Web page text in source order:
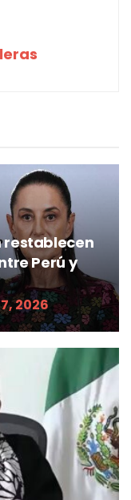
restablecen
Perú y
2026